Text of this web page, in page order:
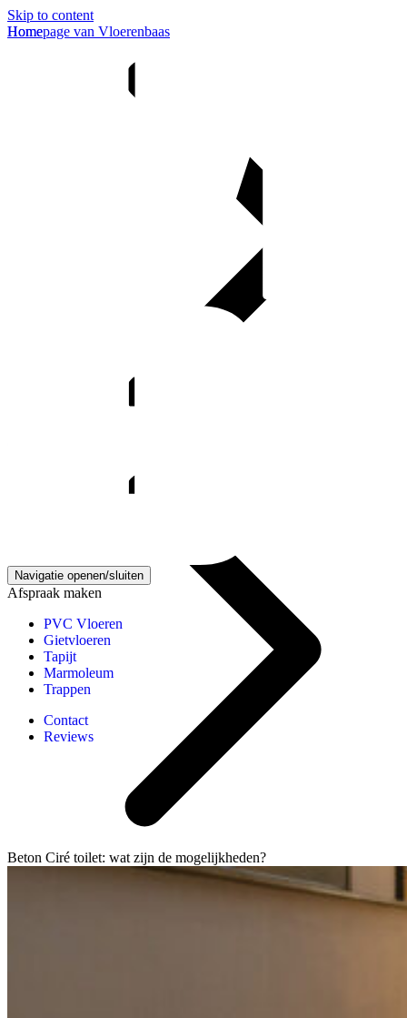
Skip to content
Homepage van Vloerenbaas
Navigatie openen/sluiten
Afspraak maken
PVC Vloeren
Gietvloeren
Tapijt
Marmoleum
Trappen
Contact
Reviews
Home
Beton Ciré toilet: wat zijn de mogelijkheden?